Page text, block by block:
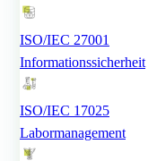
ISO/IEC 27001
Informationssicherheit
ISO/IEC 17025
Labormanagement